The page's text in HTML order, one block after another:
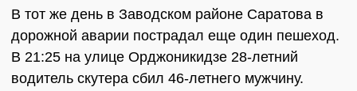
В тот же день в Заводском районе Саратова в
дорожной аварии пострадал еще один пешеход.
В 21:25 на улице Орджоникидзе 28-летний
водитель скутера сбил 46-летнего мужчину.